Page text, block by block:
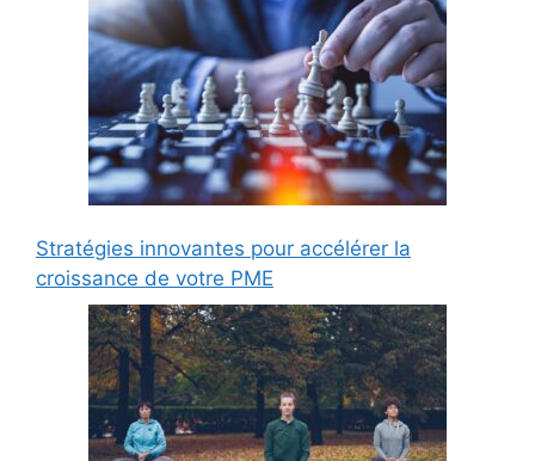
Stratégies innovantes pour accélérer la
croissance de votre PME